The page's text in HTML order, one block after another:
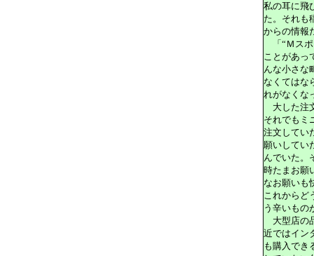
私の耳に飛
た。それも
からの情報
「“Ｍスポ
ことがあっ
んな小さな
なくてはな
れがなくな
大した注
それでもミ
注文してい
願いしてい
んでいた。
時たまお願
なお願いも
これからど
う辛いもの
大型店の
近ではイン
も購入でき